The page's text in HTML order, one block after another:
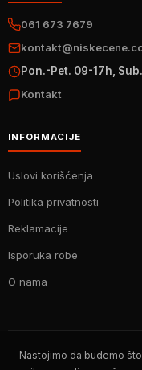
061 673 7679
Pon.-Pet. 09-17h,
Kontakt
INFORMACIJE
Uslovi korišćenja
Politika privatnosti
Reklamacije
Isporuka robe
O nama
Nastojimo da budemo